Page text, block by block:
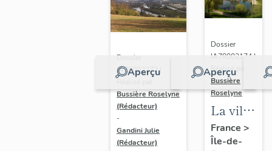
Aperçu
Dossier
IA78002272 |
Bussière Roselyne
(Rédacteur)
-
Gandini Julie
(Rédacteur)
Aperçu
Dossier
IA78002174 |
Réalisé par
Bussière
Roselyne
La ville
de
Mantes-
France >
Île-de-